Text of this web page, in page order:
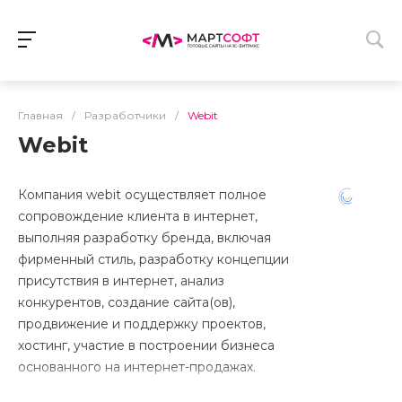
Главная / Разработчики / Webit
Webit
Компания webit осуществляет полное
сопровождение клиента в интернет,
выполняя разработку бренда, включая
фирменный стиль, разработку концепции
присутствия в интернет, анализ
конкурентов, создание сайта(ов),
продвижение и поддержку проектов,
хостинг, участие в построении бизнеса
основанного на интернет-продажах.